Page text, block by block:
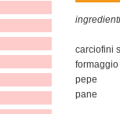
carciofini
pepe
pane